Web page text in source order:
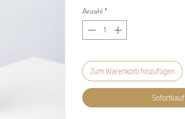
Anzahl *
Zum Warenkorb hinzufügen
Sofortkauf